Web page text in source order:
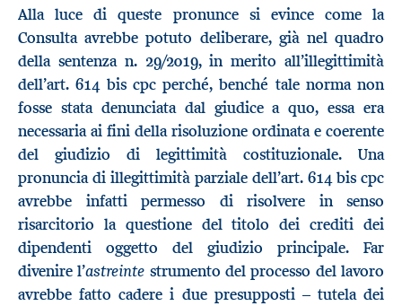
Alla luce di queste pronunce si evince come la
Consulta avrebbe potuto deliberare, già nel quadro
della sentenza n. 29/2019, in merito all’illegittimità
dell’art. 614 bis cpc perché, benché tale norma non
fosse stata denunciata dal giudice a quo, essa era
necessaria ai fini della risoluzione ordinata e coerente
del giudizio di legittimità costituzionale. Una
pronuncia di illegittimità parziale dell’art. 614 bis cpc
avrebbe infatti permesso di risolvere in senso
risarcitorio la questione del titolo dei crediti dei
dipendenti oggetto del giudizio principale. Far
divenire l’astreinte strumento del processo del lavoro
avrebbe fatto cadere i due presupposti – tutela dei